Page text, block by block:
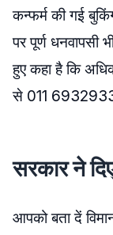
कन्फर्म की गई
पर पूर्ण धनवापसी
हुए कहा है कि
से 011
सरकार ने
आपको बता दें